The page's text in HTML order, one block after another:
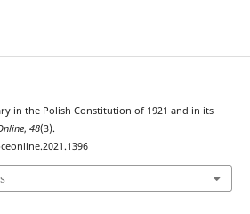
in the Polish Constitution of 1921 and in its
, 48(3).